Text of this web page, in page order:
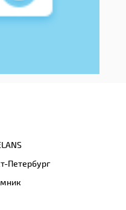
Петербург